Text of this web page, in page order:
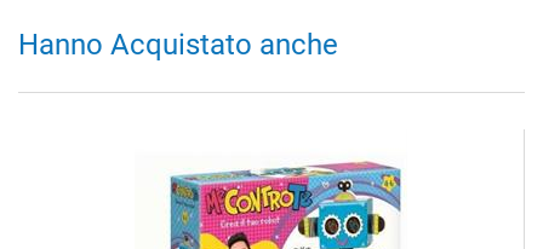
Hanno Acquistato anche